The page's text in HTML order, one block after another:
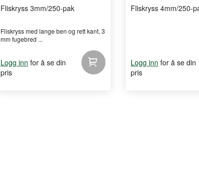
Fliskryss 3mm/250-pak
Fliskryss med lange ben og rett kant, 3
mm fugebred ...
Logg inn for å se din
pris
Fliskryss 4mm/250-
Logg inn for å se din
pris